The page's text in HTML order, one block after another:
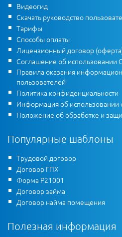
Видеогид
Скачать руководство
Тарифы
Способы оплаты
Лицензионный договор
Соглашение об использовании
Правила оказания
пользователей
Политика конфиденциальности
Информация об использовании
Положение об обработке и
Популярные шаблоны
Трудовой договор
Договор ГПХ
Форма Р21001
Договор займа
Договор найма помещения
Полезная информация